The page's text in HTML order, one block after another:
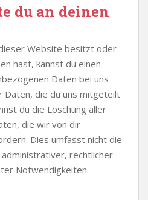
du an deinen
Website besitzt oder
hast, kannst du einen
Daten bei uns
Daten, die du uns mitgeteilt
du die Löschung aller
die wir von dir
Dies umfasst nicht die
rechtlicher
Notwendigkeiten